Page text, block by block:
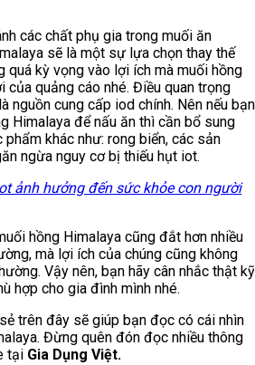
các chất phụ gia trong muối ăn
sẽ là một sự lựa chọn thay thế
quá kỳ vọng vào lợi ích mà muối hồng
của quảng cáo nhé. Điều quan trọng
nguồn cung cấp iod chính. Nên nếu bạn
Himalaya để nấu ăn thì cần bổ sung
khác như: rong biển, các sản
ngừa nguy cơ bị thiếu hụt iot.
ảnh hưởng đến sức khỏe con người
hồng Himalaya cũng đắt hơn nhiều
mà lợi ích của chúng cũng không
Vậy nên, bạn hãy cân nhắc thật kỹ
hợp cho gia đình mình nhé.
trên đây sẽ giúp bạn đọc có cái nhìn
Đừng quên đón đọc nhiều thông
tại Gia Dụng Việt.